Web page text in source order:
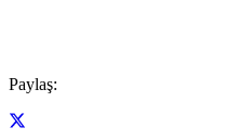
Paylaş: